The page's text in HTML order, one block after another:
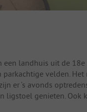
landhuis uit de
velden.
er ‘s avonds
ligstoel genieten. Ook